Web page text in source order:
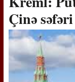
Çinə